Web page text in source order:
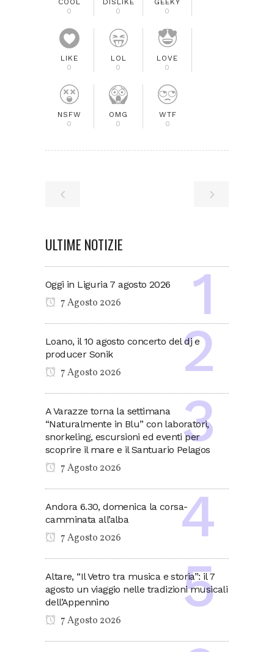
COOL
0
DISLIKE
0
GEEKY
0
LIKE
0
LOL
0
LOVE
0
NSFW
0
OMG
0
WTF
0
ULTIME NOTIZIE
Oggi in Liguria 7 agosto 2026
7 Agosto 2026
Loano, il 10 agosto concerto del dj e
producer Sonik
7 Agosto 2026
A Varazze torna la settimana
“Naturalmente in Blu” con laboratori,
snorkeling, escursioni ed eventi per
scoprire il mare e il Santuario Pelagos
7 Agosto 2026
Andora 6.30, domenica la corsa-
camminata all’alba
7 Agosto 2026
Altare, “Il Vetro tra musica e storia”: il 7
agosto un viaggio nelle tradizioni musicali
dell’Appennino
7 Agosto 2026